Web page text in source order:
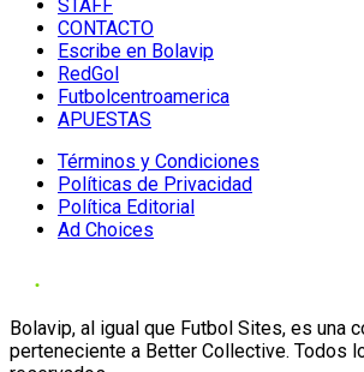
STAFF
CONTACTO
Escribe en Bolavip
RedGol
Futbolcentroamerica
APUESTAS
Términos y Condiciones
Políticas de Privacidad
Política Editorial
Ad Choices
Bolavip, al igual que Futbol Sites, es una
perteneciente a Better Collective. Todos